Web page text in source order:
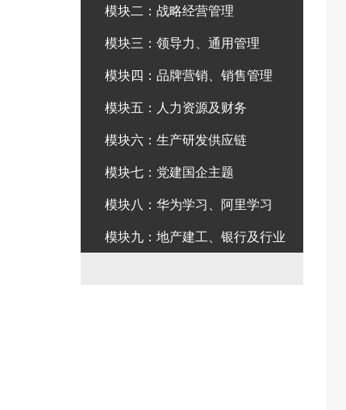
模块二：战略经营管理
模块三：领导力、通用管理
模块四：品牌营销、销售管理
模块五：人力资源及财务
模块六：生产研发供应链
模块七：党建国企主题
模块八：华为学习、阿里学习
模块九：地产建工、银行及行业